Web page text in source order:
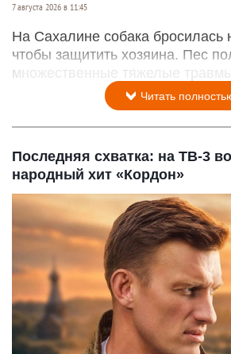
7 августа 2026 в 11:45
На Сахалине собака бросилась
чтобы защитить хозяина. Пес
множественные тяжелые
Читать
Последняя схватка: на ТВ-3
народный хит «Кордон»